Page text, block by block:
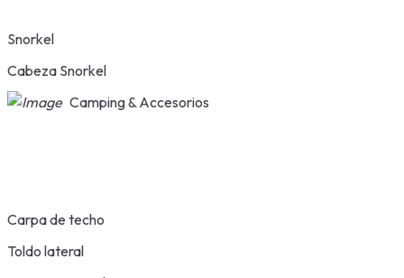
Snorkel
Cabeza Snorkel
Camping & Accesorios
Carpa de techo
Toldo lateral